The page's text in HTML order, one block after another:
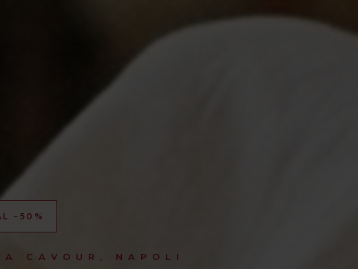
−50%
CAVOUR, NAPOLI